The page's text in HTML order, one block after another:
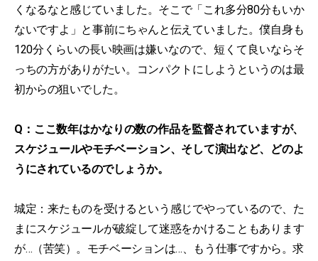
くなるなと感じていました。そこで「これ多分80分もいか
ないですよ」と事前にちゃんと伝えていました。僕自身も
120分くらいの長い映画は嫌いなので、短くて良いならそ
っちの方がありがたい。コンパクトにしようというのは最
初からの狙いでした。
Q：ここ数年はかなりの数の作品を監督されていますが、
スケジュールやモチベーション、そして演出など、どのよ
うにされているのでしょうか。
城定：来たものを受けるという感じでやっているので、た
まにスケジュールが破綻して迷惑をかけることもあります
が…（苦笑）。モチベーションは…、もう仕事ですから。求